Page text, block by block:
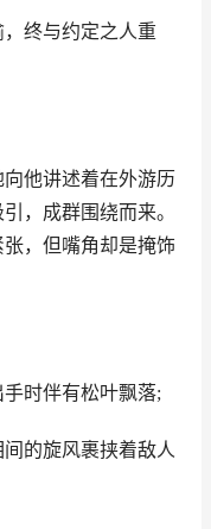
终与约定之人重
他讲述着在外游历
，成群围绕而来。
，但嘴角却是掩饰
时伴有松叶飘落;
的旋风裹挟着敌人